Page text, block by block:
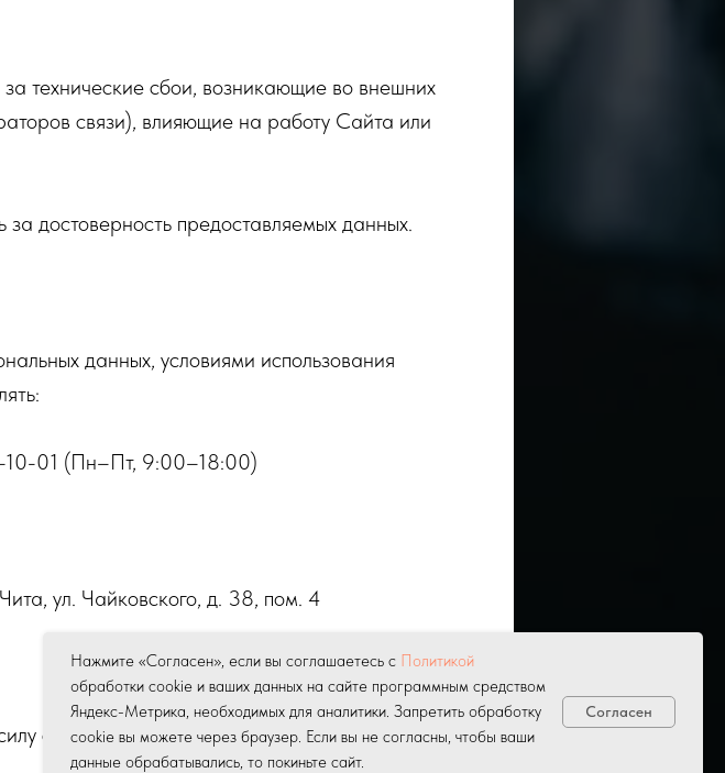
технические сбои, возникающие во внешних
связи), влияющие на работу Сайта или
за достоверность предоставляемых данных.
данных, условиями использования
01 (Пн–Пт, 9:00–18:00)
ул. Чайковского, д. 38, пом. 4
с момента доступа Пользователя к Сайту.
Нажмите «Согласен», если вы соглашаетесь с Политикой
обработки cookie и ваших данных на сайте программным средством
Яндекс-Метрика, необходимых для аналитики. Запретить обработку
cookie вы можете через браузер. Если вы не согласны, чтобы ваши
данные обрабатывались, то покиньте сайт.
Согласен